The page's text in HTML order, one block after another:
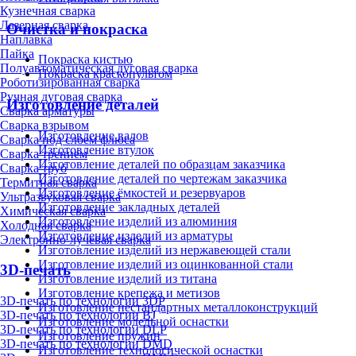
Кузнечная сварка
Лазерная сварка
Наплавка
Пайка
Полуавтоматическая дуговая сварка
Роботизированная сварка
Ручная дуговая сварка
Сварка арматуры
Сварка взрывом
Сварка под слоем флюса
Сварка трением
Сварка труб
Термитная сварка
Ультразвуковая сварка
Химическая сварка
Холодная сварка
Электронно-лучевая сварка
3D-печать
3D-печать по технологии 3DP
3D-печать по технологии BJ
3D-печать по технологии DLP
3D-печать по технологии DMD
Очистка и покраска
Покраска кистью
Покраска краскопультом
Изготовление деталей
Изготовление валов
Изготовление втулок
Изготовление деталей по образцам заказчика
Изготовление деталей по чертежам заказчика
Изготовление ёмкостей и резервуаров
Изготовление закладных деталей
Изготовление изделий из алюминия
Изготовление изделий из арматуры
Изготовление изделий из нержавеющей стали
Изготовление изделий из оцинкованной стали
Изготовление изделий из титана
Изготовление крепежа и метизов
Изготовление нестандартных металлоконструкций
Изготовление модельной оснастки
Изготовление пружин
Изготовление технологической оснастки